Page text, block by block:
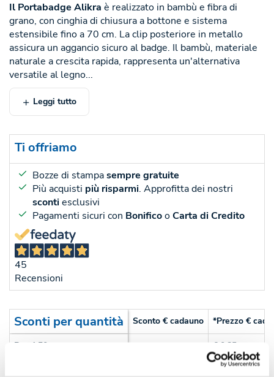
Il Portabadge Alikra è realizzato in bambù e fibra di
grano, con cinghia di chiusura a bottone e sistema
estensibile fino a 70 cm. La clip posteriore in metallo
assicura un aggancio sicuro al badge. Il bambù, materiale
naturale a crescita rapida, rappresenta un'alternativa
versatile al legno...
Leggi tutto
Ti offriamo
Bozze di stampasempre gratuite
Più acquisti più risparmi. Approfitta dei nostri
scontiesclusivi
Pagamenti sicuri con BonificooCarta di Credito
45
Recensioni
Sconti per quantità Sconto € cadauno *Prezzo €
Pezzi 50 € 0,85
€ 0,85